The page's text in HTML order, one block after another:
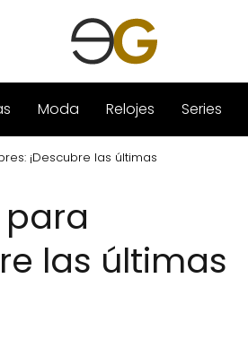
Moda Relojes Series
¡Descubre las últimas
las últimas